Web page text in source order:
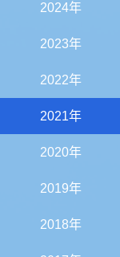
2024年
2023年
2022年
2021年
2020年
2019年
2018年